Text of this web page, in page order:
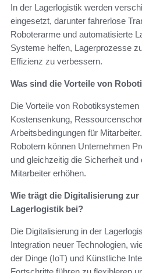
In der Lagerlogistik werden
eingesetzt, darunter fahrerlose
Roboterarme und automatisierte
Systeme helfen, Lagerprozesse
Effizienz zu verbessern.
Was sind die Vorteile von
Die Vorteile von
Kostensenkung,
Arbeitsbedingungen für
Robotern können Unternehmen
und gleichzeitig die Sicherheit
Mitarbeiter erhöhen.
Wie trägt die Digitalisierung
Lagerlogistik bei?
Die Digitalisierung in der
Integration neuer Technologien,
der Dinge (IoT) und Künstliche